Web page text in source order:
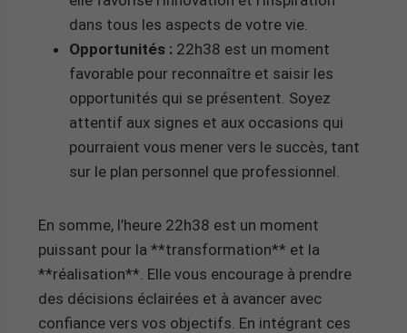
dans tous les aspects de votre vie.
Opportunités : 22h38 est un moment
favorable pour reconnaître et saisir les
opportunités qui se présentent. Soyez
attentif aux signes et aux occasions qui
pourraient vous mener vers le succès, tant
sur le plan personnel que professionnel.
En somme, l’heure 22h38 est un moment
puissant pour la **transformation** et la
**réalisation**. Elle vous encourage à prendre
des décisions éclairées et à avancer avec
confiance vers vos objectifs. En intégrant ces